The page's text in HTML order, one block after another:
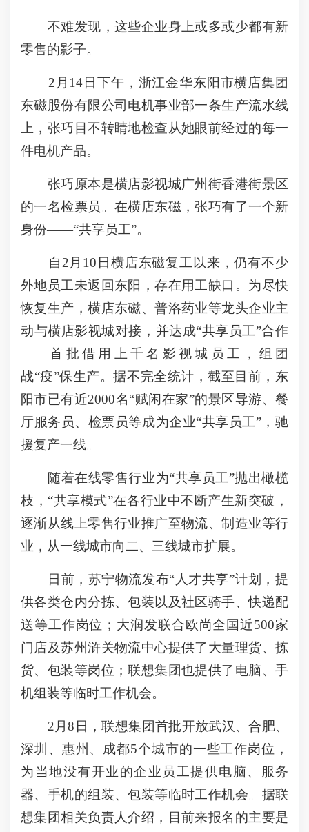
不难发现，这些企业身上或多或少都有新
零售的影子。
2月14日下午，浙江金华东阳市横店集团
东磁股份有限公司电机事业部一条生产流水线
上，张巧目不转睛地检查从她眼前经过的每一
件电机产品。
张巧原本是横店影视城广州街香港街景区
的一名检票员。在横店东磁，张巧有了一个新
身份――“共享员工”。
自2月10日横店东磁复工以来，仍有不少
外地员工未返回东阳，存在用工缺口。为尽快
恢复生产，横店东磁、普洛药业等龙头企业主
动与横店影视城对接，并达成“共享员工”合作
――首批借用上千名影视城员工，组团
战“疫”保生产。据不完全统计，截至目前，东
阳市已有近2000名“赋闲在家”的景区导游、餐
厅服务员、检票员等成为企业“共享员工”，驰
援复产一线。
随着在线零售行业为“共享员工”抛出橄榄
枝，“共享模式”在各行业中不断产生新突破，
逐渐从线上零售行业推广至物流、制造业等行
业，从一线城市向二、三线城市扩展。
日前，苏宁物流发布“人才共享”计划，提
供各类仓内分拣、包装以及社区骑手、快递配
送等工作岗位；大润发联合欧尚全国近500家
门店及苏州浒关物流中心提供了大量理货、拣
货、包装等岗位；联想集团也提供了电脑、手
机组装等临时工作机会。
2月8日，联想集团首批开放武汉、合肥、
深圳、惠州、成都5个城市的一些工作岗位，
为当地没有开业的企业员工提供电脑、服务
器、手机的组装、包装等临时工作机会。据联
想集团相关负责人介绍，目前来报名的主要是